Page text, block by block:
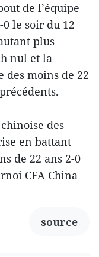
de l’équipe
le soir du 12
plus
nul et la
des moins de 22
des
en battant
de 22 ans 2-0
CFA China
source